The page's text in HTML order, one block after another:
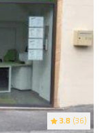
3.8 (36)